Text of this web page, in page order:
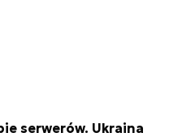
serwerów. Ukraina